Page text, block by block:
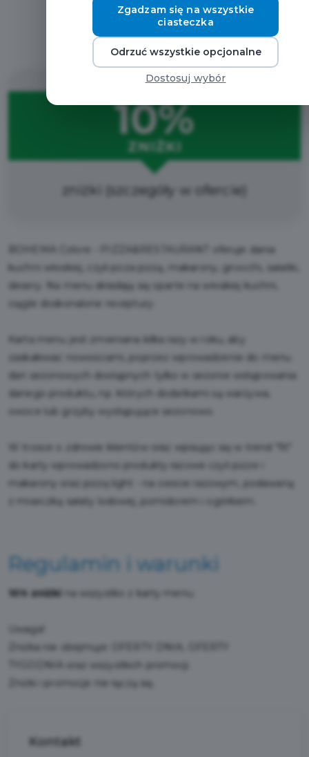
Regulamin i warunki
10%
ZNIŻKI
zniżki (szczegóły w ofercie)
BOHEMA Colore - PIZZA&RESTAURANT oferuje dania
kuchni włoskiej, czyli poza pizzą, makarony, gnocchi, sałatki,
desery. Na menu składają się oparte na włoskiej kuchni,
ciągle doskonalone receptury.
Karta menu jest zmieniana kilka razy w roku, aby
zaskakiwać nowościami, poprzez wprowadzenie do menu
dań sezonowych dostępnych tylko w sezonie wstępowania
danego produktu, np. których dodatkami są warzywa,
owoce lub grzyby występujące sezonowo.
W trosce o zdrowie klientów oraz wpisując się w trend "fit"
do karty wprowadzono produkty razowe czyli pizze i
makarony oraz pizzę light - na cieście razowym, podawaną
z miseczką sałaty lodowej, pomidorem i ogórkiem.
Regulamin i warunki
10% zniżki na wszystko z karty menu.
Uwaga!
Zniżka nie obejmuje: OFERTY DNIA, OFERTY
TYGODNIA oraz wszystkich promocji.
Zniżki i promocje nie łączą się.
Kontakt
Zgadzam się na wszystkie
ciasteczka
Odrzuć wszystkie opcjonalne
Dostosuj wybór